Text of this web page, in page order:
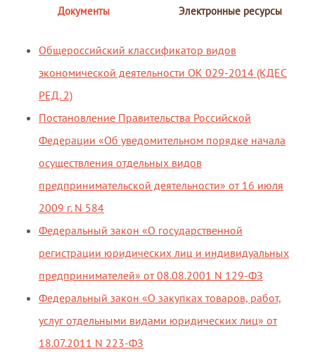
Документы Электронные ресурсы
Общероссийский классификатор видов
экономической деятельности ОК 029-2014 (КДЕС
РЕД. 2)
Постановление Правительства Российской
Федерации «Об уведомительном порядке начала
осуществления отдельных видов
предпринимательской деятельности» от 16 июля
2009 г. N 584
Федеральный закон «О государственной
регистрации юридических лиц и индивидуальных
предпринимателей» от 08.08.2001 N 129-ФЗ
Федеральный закон «О закупках товаров, работ,
услуг отдельными видами юридических лиц» от
18.07.2011 N 223-ФЗ